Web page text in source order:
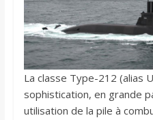
La classe Type-212 (alias
sophistication, en grande
utilisation de la pile à